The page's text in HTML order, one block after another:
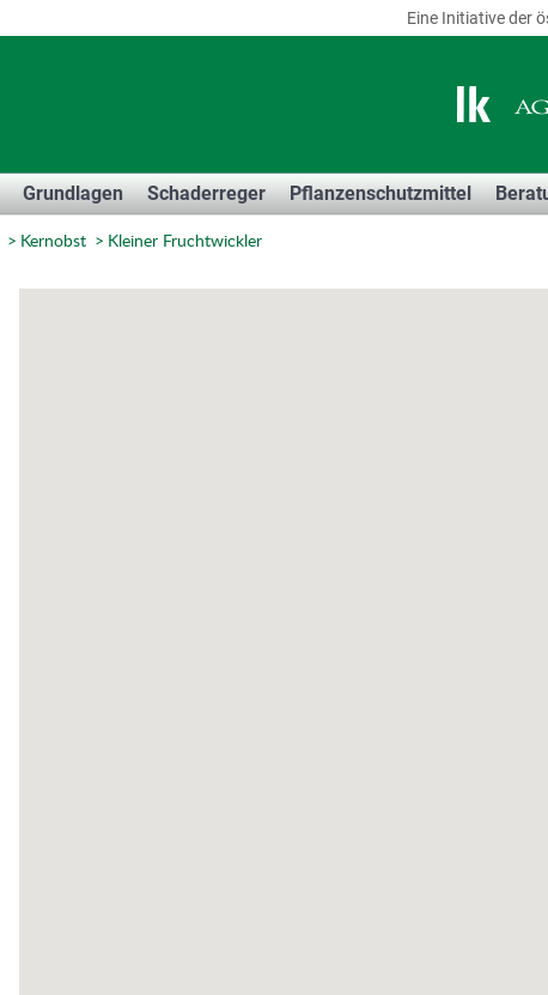
Eine Initiative der
Grundlagen Schaderreger Pflanzenschutzmittel
Kleiner Fruchtwickler
Kernobst